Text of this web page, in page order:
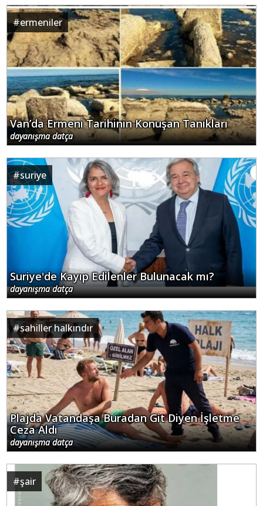
#ermeniler
Van’da Ermeni Tarihinin Konuşan Tanıkları
dayanışma datça
#suriye
Suriye'de Kayıp Edilenler Bulunacak mı?
dayanışma datça
#sahiller halkındır
Plajda Vatandaşa Buradan Git Diyen İşletme
Ceza Aldı
dayanışma datça
#şair